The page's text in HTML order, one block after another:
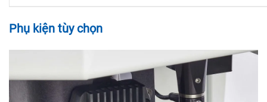
Phụ kiện tùy chọn